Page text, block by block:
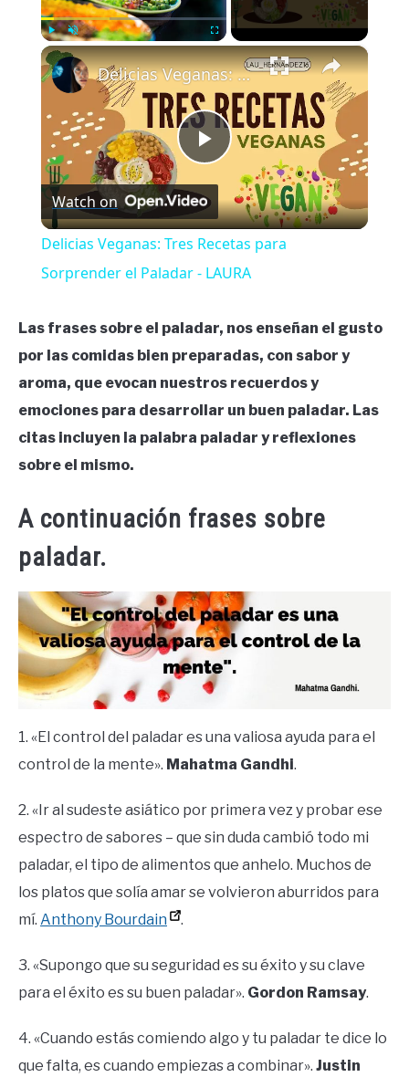
Play Unmute Fullscreen ×
Play
Video
Delicias Veganas: Tres Recetas para Sorprender el Paladar - LAURA
Watch on
Delicias Veganas: Tres Recetas para
Sorprender el Paladar - LAURA
Las frases sobre el paladar, nos enseñan el gusto
por las comidas bien preparadas, con sabor y
aroma, que evocan nuestros recuerdos y
emociones para desarrollar un buen paladar. Las
citas incluyen la palabra paladar y reflexiones
sobre el mismo.
A continuación frases sobre
paladar.
1. «El control del paladar es una valiosa ayuda para el
control de la mente». Mahatma Gandhi.
2. «Ir al sudeste asiático por primera vez y probar ese
espectro de sabores – que sin duda cambió todo mi
paladar, el tipo de alimentos que anhelo. Muchos de
los platos que solía amar se volvieron aburridos para
mí. Anthony Bourdain .
3. «Supongo que su seguridad es su éxito y su clave
para el éxito es su buen paladar». Gordon Ramsay.
4. «Cuando estás comiendo algo y tu paladar te dice lo
que falta, es cuando empiezas a combinar». Justin